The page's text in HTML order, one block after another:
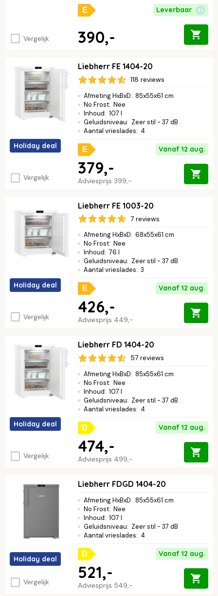
Vergelijk
E Leverbaar
390,-
Holiday deal
Vergelijk
Liebherr FE 1404-20
118 reviews
Afmeting HxBxD: 85x55x61 cm
No Frost: Nee
Inhoud: 107 l
Geluidsniveau: Zeer stil - 37 dB
Aantal vrieslades: 4
E Vanaf 12 aug.
Adviesprijs 399,-
379,-
Holiday deal
Vergelijk
Liebherr FE 1003-20
7 reviews
Afmeting HxBxD: 68x55x61 cm
No Frost: Nee
Inhoud: 76 l
Geluidsniveau: Zeer stil - 37 dB
Aantal vrieslades: 3
E Vanaf 12 aug.
Adviesprijs 449,-
426,-
Holiday deal
Vergelijk
Liebherr FD 1404-20
57 reviews
Afmeting HxBxD: 85x55x61 cm
No Frost: Nee
Inhoud: 107 l
Geluidsniveau: Zeer stil - 37 dB
Aantal vrieslades: 4
D Vanaf 12 aug.
Adviesprijs 499,-
474,-
Holiday deal
Vergelijk
Liebherr FDGD 1404-20
Afmeting HxBxD: 85x55x61 cm
No Frost: Nee
Inhoud: 107 l
Geluidsniveau: Zeer stil - 37 dB
Aantal vrieslades: 4
D Vanaf 12 aug.
Adviesprijs 549,-
521,-